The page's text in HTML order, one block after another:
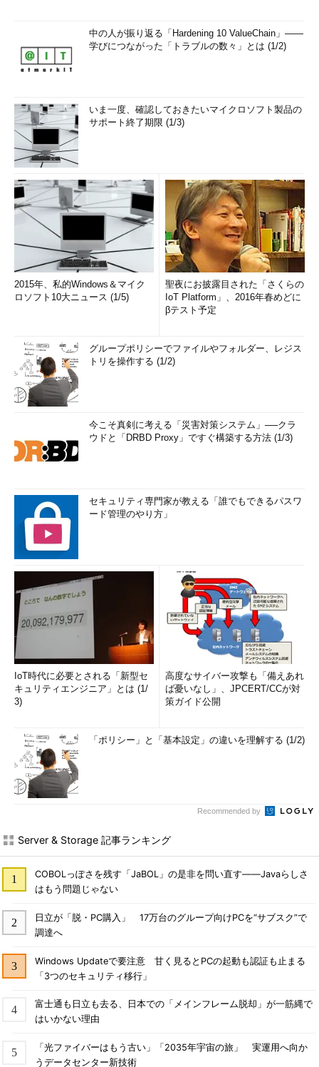
中の人が振り返る「Hardening 10 ValueChain」――
学びにつながった「トラブルの数々」とは (1/2)
いま一度、確認しておきたいマイクロソフト製品の
サポート終了期限 (1/3)
2015年、私的Windows＆マイク
ロソフト10大ニュース (1/5)
聖夜にお披露目された「さくらの
IoT Platform」、2016年春めどに
βテスト予定
グループポリシーでファイルやフォルダー、レジス
トリを操作する (1/2)
今こそ真剣に考える「災害対策システム」──クラ
ウドと「DRBD Proxy」ですぐ構築する方法 (1/3)
セキュリティ専門家が教える「誰でもできるパスワ
ード管理のやり方」
IoT時代に必要とされる「新型セ
キュリティエンジニア」とは (1/
3)
高度なサイバー攻撃も「備えあれ
ば憂いなし」、JPCERT/CCが対
策ガイド公開
「ポリシー」と「基本設定」の違いを理解する (1/2)
Recommended by
Server & Storage 記事ランキング
COBOLっぽさを残す「JaBOL」の是非を問い直す――Javaらしさ
はもう問題じゃない
日立が「脱・PC購入」 17万台のグループ向けPCを“サブスク”で
調達へ
Windows Updateで要注意 甘く見るとPCの起動も認証も止まる
「3つのセキュリティ移行」
富士通も日立も去る、日本での「メインフレーム脱却」が一筋縄で
はいかない理由
「光ファイバーはもう古い」「2035年宇宙の旅」 実運用へ向か
うデータセンター新技術